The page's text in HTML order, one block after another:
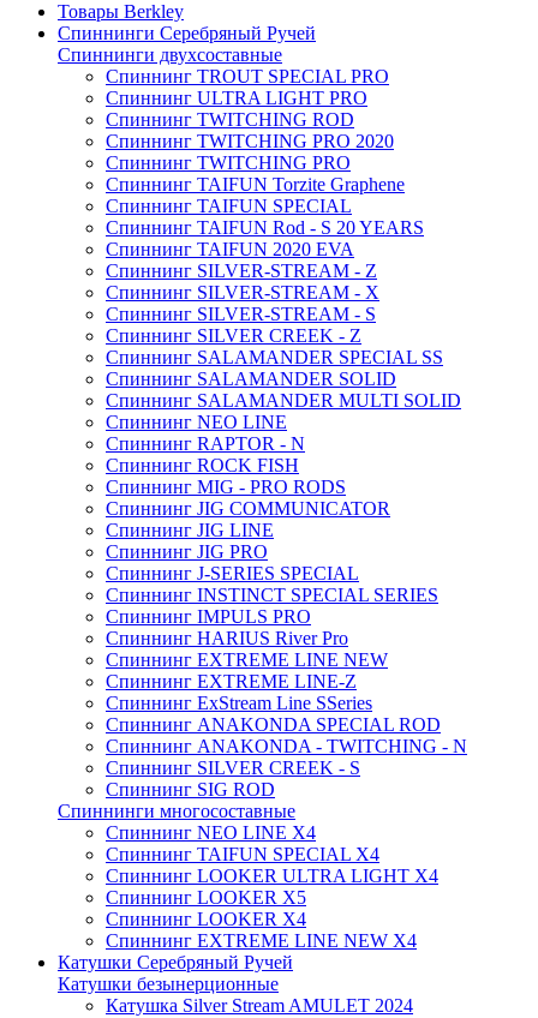
Товары Berkley
Спиннинги Серебряный Ручей
Спиннинги двухсоставные
Спиннинг TROUT SPECIAL PRO
Спиннинг ULTRA LIGHT PRO
Спиннинг TWITCHING ROD
Спиннинг TWITCHING PRO 2020
Спиннинг TWITCHING PRO
Спиннинг TAIFUN Torzite Graphene
Спиннинг TAIFUN SPECIAL
Спиннинг TAIFUN Rod - S 20 YEARS
Спиннинг TAIFUN 2020 EVA
Спиннинг SILVER-STREAM - Z
Спиннинг SILVER-STREAM - X
Спиннинг SILVER-STREAM - S
Спиннинг SILVER CREEK - Z
Спиннинг SALAMANDER SPECIAL SS
Спиннинг SALAMANDER SOLID
Спиннинг SALAMANDER MULTI SOLID
Спиннинг NEO LINE
Спиннинг RAPTOR - N
Спиннинг ROCK FISH
Спиннинг MIG - PRO RODS
Спиннинг JIG COMMUNICATOR
Спиннинг JIG LINE
Спиннинг JIG PRO
Спиннинг J-SERIES SPECIAL
Спиннинг INSTINCT SPECIAL SERIES
Спиннинг IMPULS PRO
Спиннинг HARIUS River Pro
Спиннинг EXTREME LINE NEW
Спиннинг EXTREME LINE-Z
Спиннинг ExStream Line SSeries
Спиннинг ANAKONDA SPECIAL ROD
Спиннинг ANAKONDA - TWITCHING - N
Спиннинг SILVER CREEK - S
Спиннинг SIG ROD
Спиннинги многосоставные
Спиннинг NEO LINE X4
Спиннинг TAIFUN SPECIAL X4
Спиннинг LOOKER ULTRA LIGHT X4
Спиннинг LOOKER X5
Спиннинг LOOKER X4
Спиннинг EXTREME LINE NEW X4
Катушки Серебряный Ручей
Катушки безынерционные
Катушка Silver Stream AMULET 2024